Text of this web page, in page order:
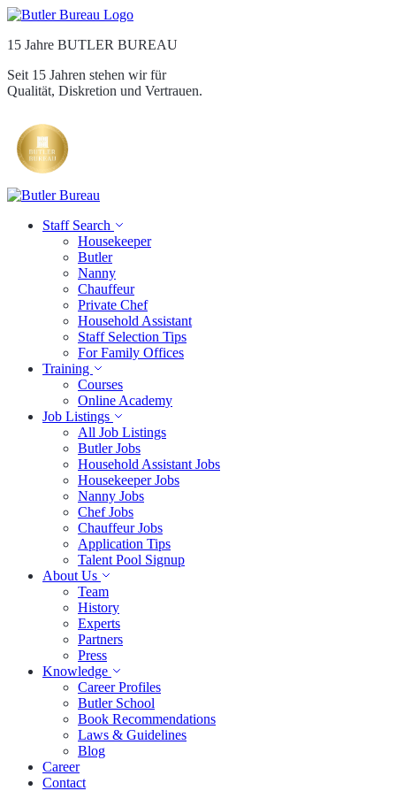
15 Jahre BUTLER BUREAU
Seit 15 Jahren stehen wir für
Qualität, Diskretion und Vertrauen.
Staff Search
Housekeeper
Butler
Nanny
Chauffeur
Private Chef
Household Assistant
Staff Selection Tips
For Family Offices
Training
Courses
Online Academy
Job Listings
All Job Listings
Butler Jobs
Household Assistant Jobs
Housekeeper Jobs
Nanny Jobs
Chef Jobs
Chauffeur Jobs
Application Tips
Talent Pool Signup
About Us
Team
History
Experts
Partners
Press
Knowledge
Career Profiles
Butler School
Book Recommendations
Laws & Guidelines
Blog
Career
Contact